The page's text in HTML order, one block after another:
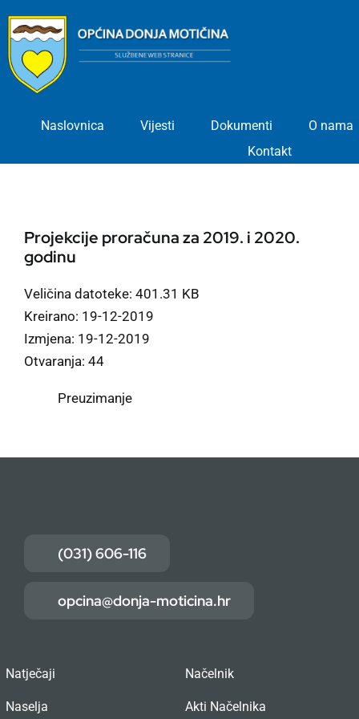
content
Naslovnica Vijesti Dokumenti
O nama
Kontakt
Projekcije proračuna za 2019. i 2020.
godinu
Veličina datoteke: 401.31 KB
Kreirano: 19-12-2019
Izmjena: 19-12-2019
Otvaranja: 44
Preuzimanje
(031) 606-116
opcina@donja-moticina.hr
Natječaji
Naselja
Načelnik
Akti Načelnika